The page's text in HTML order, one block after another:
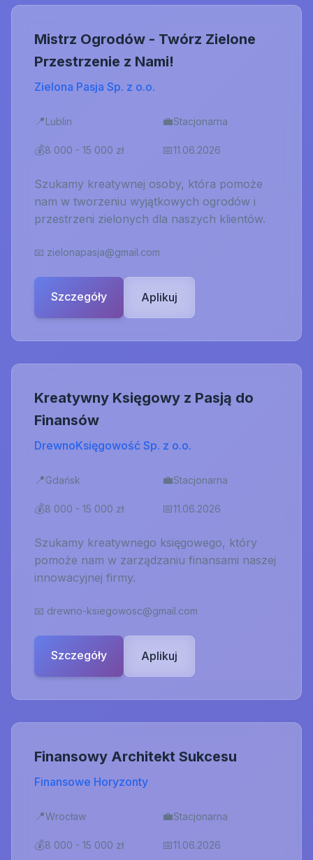
Mistrz Ogrodów - Twórz Zielone
Przestrzenie z Nami!
Zielona Pasja Sp. z o.o.
📍Lublin 💼Stacjonarna
💰8 000 - 15 000 zł 📅11.06.2026
Szukamy kreatywnej osoby, która pomoże
nam w tworzeniu wyjątkowych ogrodów i
przestrzeni zielonych dla naszych klientów.
📧 zielonapasja@gmail.com
Szczegóły Aplikuj
Kreatywny Księgowy z Pasją do
Finansów
DrewnoKsięgowość Sp. z o.o.
📍Gdańsk 💼Stacjonarna
💰8 000 - 15 000 zł 📅11.06.2026
Szukamy kreatywnego księgowego, który
pomoże nam w zarządzaniu finansami naszej
innowacyjnej firmy.
📧 drewno-ksiegowosc@gmail.com
Szczegóły Aplikuj
Finansowy Architekt Sukcesu
Finansowe Horyzonty
📍Wrocław 💼Stacjonarna
💰8 000 - 15 000 zł 📅11.06.2026